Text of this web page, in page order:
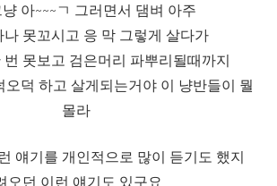
아~~~ㄱ 그러면서 댐벼 아주
나 못꼬시고 응 막 그렇게 살다가
못보고 검은머리 파뿌리될때까지
오덕 하고 살게되는거야 이 냥반들이 뭘
몰라
얘기를 개인적으로 많이 듣기도 했지
오던 이런 얘기도 있구요